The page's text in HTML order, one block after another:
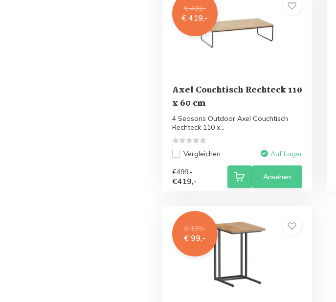
€ 499,-
€ 419,-
Axel Couchtisch Rechteck 110
x 60 cm
4 Seasons Outdoor Axel Couchtisch
Rechteck 110 x...
Vergleichen Auf Lager
€499,-
€419,- Ansehen
€ 139,-
€ 99,-